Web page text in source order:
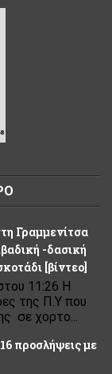
Γραμμενίτσα
-δασική
[βίντεο]
11:26 Η
της Π.Υ που
σε χορτο...
προσλήψεις με